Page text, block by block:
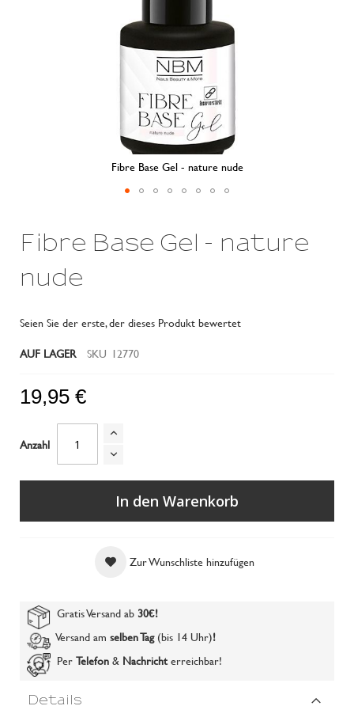
Fibre Base Gel - nature nude
der
springen
Fibre Base Gel - nature
nude
Seien Sie der erste, der dieses Produkt bewertet
AUF LAGER
SKU 12770
19,95 €
Anzahl
In den Warenkorb
Zur Wunschliste hinzufügen
Gratis Versand ab 30€!
Versand am selben Tag(bis 14 Uhr)!
PerTelefon& Nachrichterreichbar!
Details